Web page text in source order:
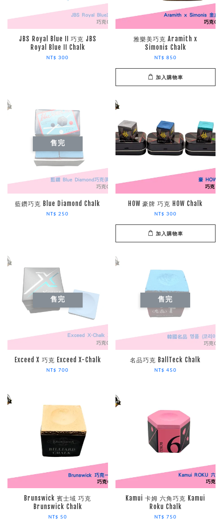
JBS Royal Blue II 巧克 JBS
Royal Blue II Chalk
NT$ 300
雅樂美巧克 Aramith x
Simonis Chalk
NT$ 850
加入購物車
售完
藍鑽巧克 Blue Diamond Chalk
NT$ 250
HOW 豪牌 巧克 HOW Chalk
NT$ 300
加入購物車
售完
Exceed X 巧克 Exceed X-Chalk
NT$ 700
售完
名品巧克 BallTeck Chalk
NT$ 450
Brunswick 賓士域 巧克
Brunswick Chalk
NT$ 50
Kamui 卡姆 六角巧克 Kamui
Roku Chalk
NT$ 750